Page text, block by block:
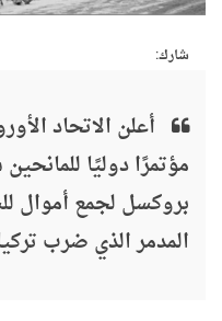
شارك:
أعلن الاتحاد
بروكسل لجمع أموال
المدمر الذي ضرب